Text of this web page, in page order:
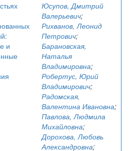
и
Юсупов, Дмитрий
Валерьевич;
Рихванов, Леонид
Петрович;
Барановская,
Наталья
Владимировна;
Робертус, Юрий
Владимирович;
Радомская,
Валентина Ивановна;
Павлова, Людмила
Михайловна;
Дорохова, Любовь
Александровна;